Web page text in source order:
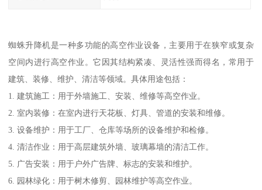
蜘蛛升降机是一种多功能的高空作业设备，主要用于在狭窄或复杂
空间内进行高空作业。它因其结构紧凑、灵活性强而得名，常用于
建筑、装修、维护、清洁等领域。具体用途包括：
1. 建筑施工：用于外墙施工、安装、维修等高空作业。
2. 室内装修：在室内进行天花板、灯具、管道的安装和维修。
3. 设备维护：用于工厂、仓库等场所的设备维护和检修。
4. 清洁作业：用于高层建筑外墙、玻璃幕墙的清洁工作。
5. 广告安装：用于户外广告牌、标志的安装和维护。
6. 园林绿化：用于树木修剪、园林维护等高空作业。